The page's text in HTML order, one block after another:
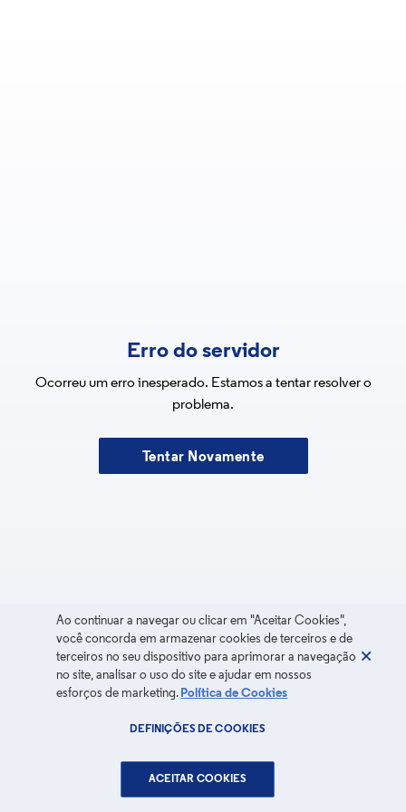
Erro do servidor
Ocorreu um erro inesperado. Estamos a tentar resolver o
problema.
Tentar Novamente
Ao continuar a navegar ou clicar em "Aceitar Cookies",
você concorda em armazenar cookies de terceiros e de
terceiros no seu dispositivo para aprimorar a navegação
no site, analisar o uso do site e ajudar em nossos
esforços de marketing. Política de Cookies
DEFINIÇÕES DE COOKIES
ACEITAR COOKIES